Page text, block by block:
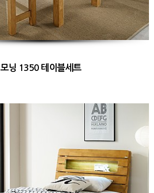
모닝 1350 테이블세트